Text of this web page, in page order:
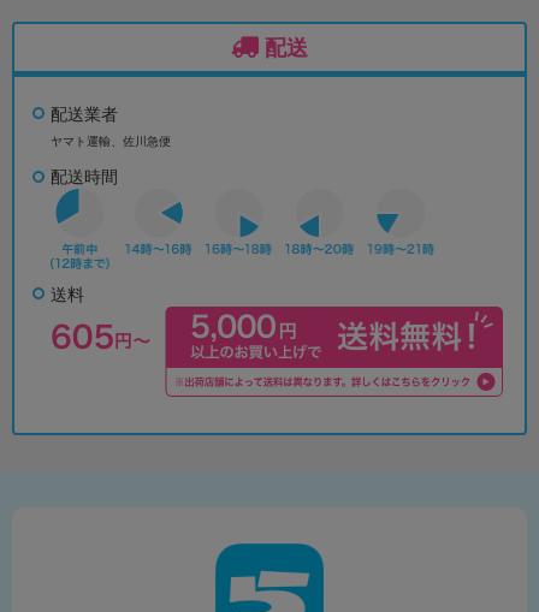
配送
配送業者
ヤマト運輸、佐川急便
配送時間
送料